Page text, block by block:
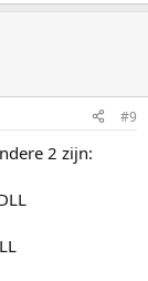
#9
2 zijn: